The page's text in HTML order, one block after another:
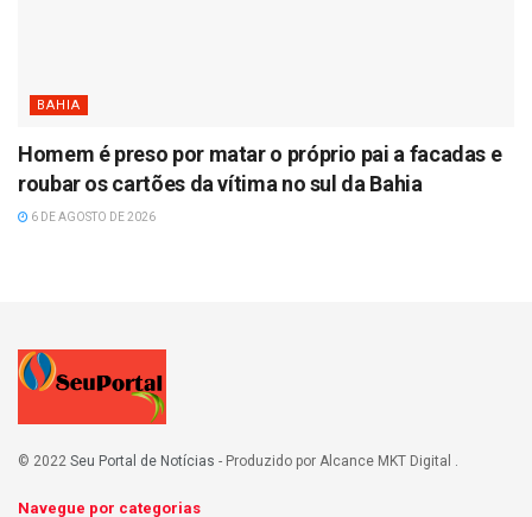
BAHIA
Homem é preso por matar o próprio pai a facadas e
roubar os cartões da vítima no sul da Bahia
6 DE AGOSTO DE 2026
© 2022 Seu Portal de Notícias - Produzido por Alcance MKT Digital
Navegue por categorias